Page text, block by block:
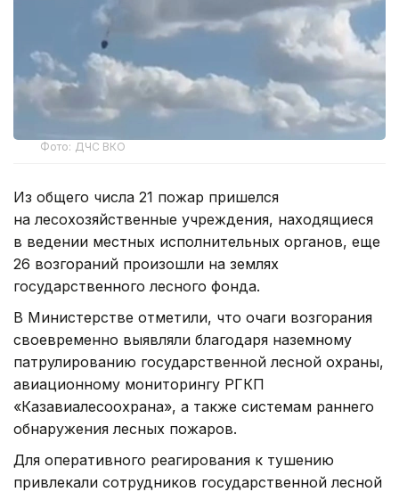
Фото: ДЧС ВКО
Из общего числа 21 пожар пришелся
на лесохозяйственные учреждения, находящиеся
в ведении местных исполнительных органов, еще
26 возгораний произошли на землях
государственного лесного фонда.
В Министерстве отметили, что очаги возгорания
своевременно выявляли благодаря наземному
патрулированию государственной лесной охраны,
авиационному мониторингу РГКП
«Казавиалесоохрана», а также системам раннего
обнаружения лесных пожаров.
Для оперативного реагирования к тушению
привлекали сотрудников государственной лесной